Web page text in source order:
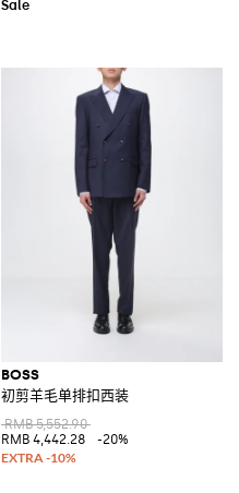
BOSS
初剪羊毛单排扣西装
RMB 5,552.90
RMB 4,442.28
-20%